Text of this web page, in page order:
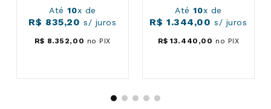
Até10x de
R$ 835,20 s/ juros
R$ 8.352, 00 no PIX
Até10x de
R$ 1.344,00 s/ juros
R$ 13. 440 ,00 no PIX